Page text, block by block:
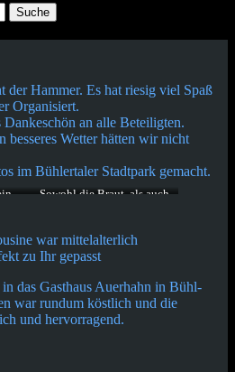
Hammer. Es hat riesig viel Spaß
Organisiert.
an alle Beteiligten.
besseres Wetter hätten wir nicht
im Bühlertaler Stadtpark gemacht.
Sowohl die Braut, als auch
der ziemlich niedrigen
Temperaturen
war mittelalterlich
zu Ihr gepasst
das Gasthaus Auerhahn in Bühl-
war rundum köstlich und die
und hervorragend.